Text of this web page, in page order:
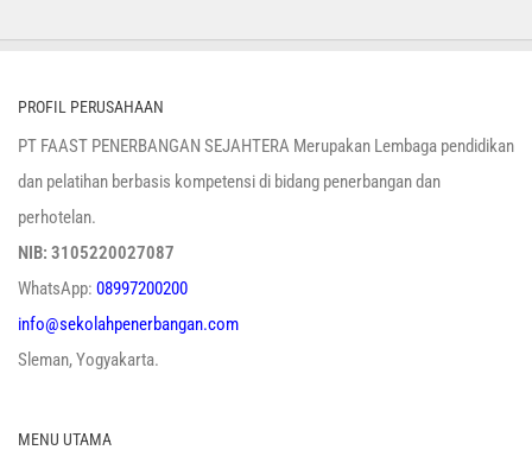
PROFIL PERUSAHAAN
PT FAAST PENERBANGAN SEJAHTERA Merupakan Lembaga pendidikan
dan pelatihan berbasis kompetensi di bidang penerbangan dan
perhotelan.
NIB: 3105220027087
WhatsApp: 08997200200
info@sekolahpenerbangan.com
Sleman, Yogyakarta.
MENU UTAMA